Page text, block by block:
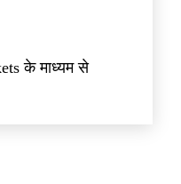
के माध्यम से